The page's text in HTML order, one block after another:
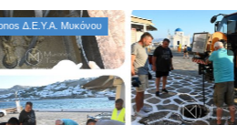
Consumer